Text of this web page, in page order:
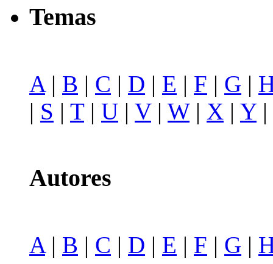
Temas
A | B | C | D | E | F | G |
| S | T| U | V| W| X | Y|
Autores
A| B | C | D | E | F | G |